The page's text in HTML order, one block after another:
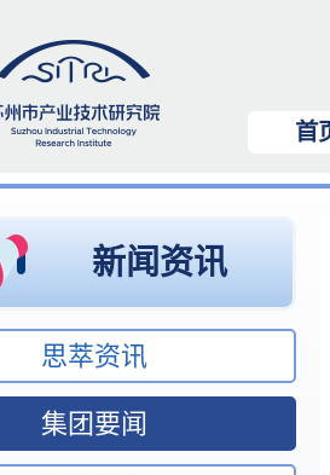
首
新闻资讯
思萃资讯
集团要闻